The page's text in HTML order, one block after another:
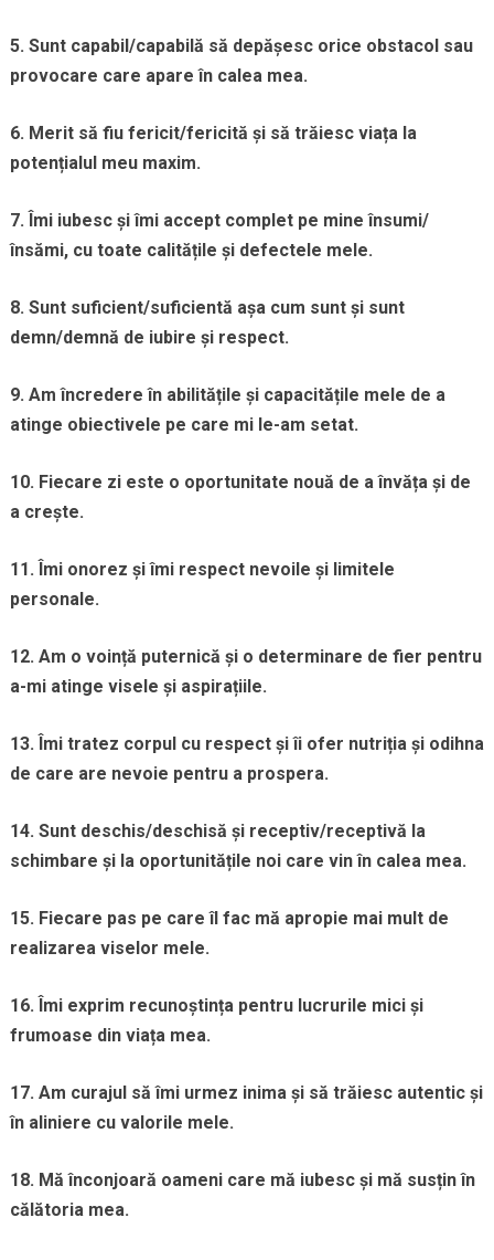
5. Sunt capabil/capabilă să depășesc orice obstacol sau
provocare care apare în calea mea.
6. Merit să fiu fericit/fericită și să trăiesc viața la
potențialul meu maxim.
7. Îmi iubesc și îmi accept complet pe mine însumi/
însămi, cu toate calitățile și defectele mele.
8. Sunt suficient/suficientă așa cum sunt și sunt
demn/demnă de iubire și respect.
9. Am încredere în abilitățile și capacitățile mele de a
atinge obiectivele pe care mi le-am setat.
10. Fiecare zi este o oportunitate nouă de a învăța și de
a crește.
11. Îmi onorez și îmi respect nevoile și limitele
personale.
12. Am o voință puternică și o determinare de fier pentru
a-mi atinge visele și aspirațiile.
13. Îmi tratez corpul cu respect și îi ofer nutriția și odihna
de care are nevoie pentru a prospera.
14. Sunt deschis/deschisă și receptiv/receptivă la
schimbare și la oportunitățile noi care vin în calea mea.
15. Fiecare pas pe care îl fac mă apropie mai mult de
realizarea viselor mele.
16. Îmi exprim recunoștința pentru lucrurile mici și
frumoase din viața mea.
17. Am curajul să îmi urmez inima și să trăiesc autentic și
în aliniere cu valorile mele.
18. Mă înconjoară oameni care mă iubesc și mă susțin în
călătoria mea.